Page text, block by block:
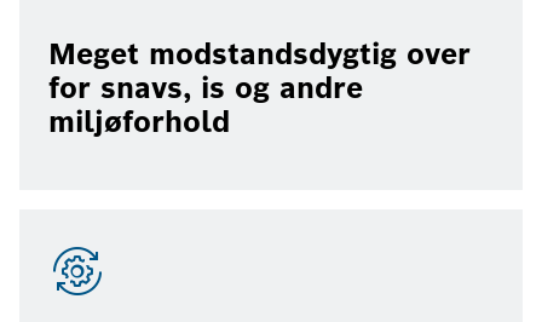
Meget modstandsdygtig over
for snavs, is og andre
miljøforhold